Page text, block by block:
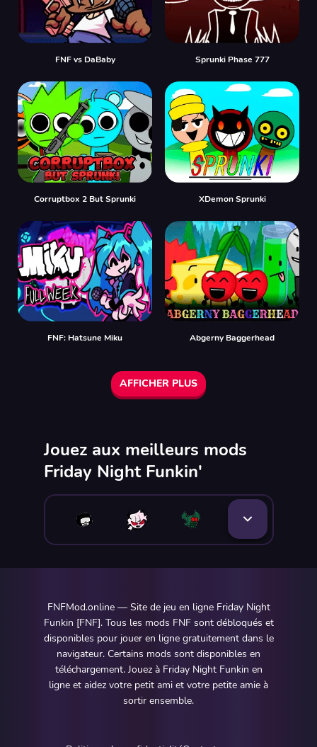
FNF vs DaBaby Sprunki Phase 777
Corruptbox 2 But Sprunki XDemon Sprunki
FNF: Hatsune Miku Abgerny Baggerhead
AFFICHER PLUS
Jouez aux meilleurs mods
Friday Night Funkin'
FNFMod.online — Site de jeu en ligne Friday Night
Funkin [FNF]. Tous les mods FNF sont débloqués et
disponibles pour jouer en ligne gratuitement dans le
navigateur. Certains mods sont disponibles en
téléchargement. Jouez à Friday Night Funkin en
ligne et aidez votre petit ami et votre petite amie à
sortir ensemble.